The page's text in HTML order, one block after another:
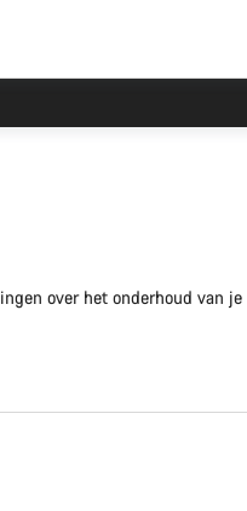
over het onderhoud van je